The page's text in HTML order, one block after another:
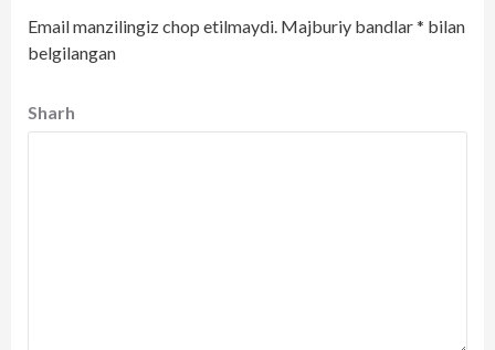
Email manzilingiz chop etilmaydi. Majburiy bandlar* bilan
belgilangan
Sharh